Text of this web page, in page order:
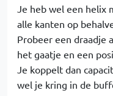
Je heb wel een helix
alle kanten op
Probeer een draadje
het gaatje en een
Je koppelt dan
wel je kring in de